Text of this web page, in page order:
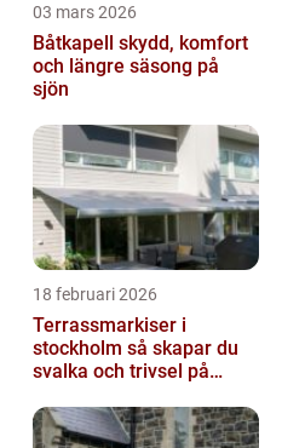
03 mars 2026
Båtkapell skydd, komfort
och längre säsong på
sjön
18 februari 2026
Terrassmarkiser i
stockholm så skapar du
svalka och trivsel på